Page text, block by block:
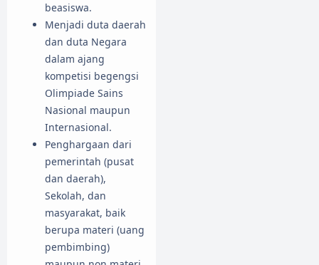
beasiswa.
Menjadi duta daerah
dan duta Negara
dalam ajang
kompetisi begengsi
Olimpiade Sains
Nasional maupun
Internasional.
Penghargaan dari
pemerintah (pusat
dan daerah),
Sekolah, dan
masyarakat, baik
berupa materi (uang
pembimbing)